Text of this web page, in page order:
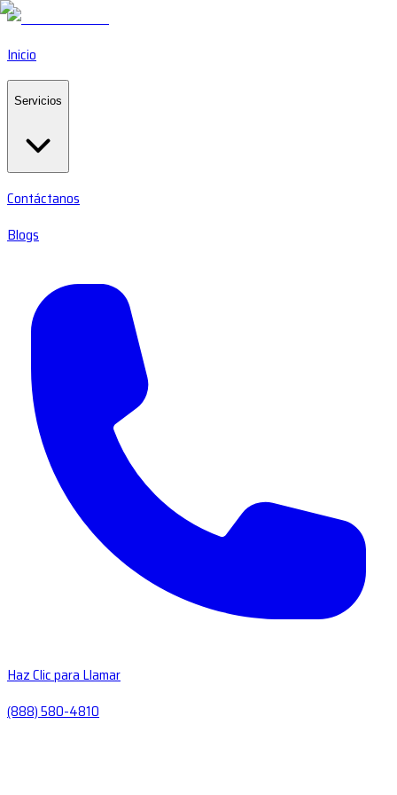
Inicio
Servicios
Contáctanos
Blogs
Haz Clic para Llamar
(888) 580-4810